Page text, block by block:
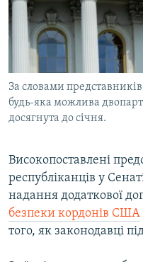
СПЕЦПРОЄКТИ
ПОДКАСТИ
КРИМ РЕАЛІЇ
РУС
УКР
КТАТ
За словами
будь-яка можлива
досягнута до січня.
Високопоставлені
республіканців у
надання додаткової
безпеки кордонів США
того, як законодавці